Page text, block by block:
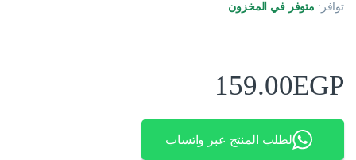
توافر: متوفر في المخزون
159.00EGP
لطلب المنتج عبر واتساب